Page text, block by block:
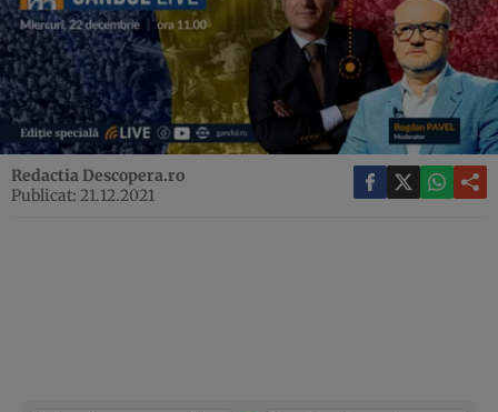
Redactia Descopera.ro
Publicat: 21.12.2021